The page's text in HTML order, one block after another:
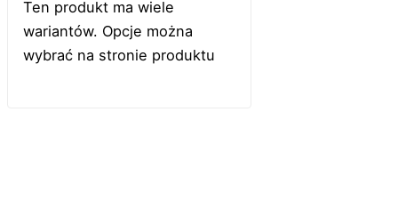
Ten produkt ma wiele
wariantów. Opcje można
wybrać na stronie produktu